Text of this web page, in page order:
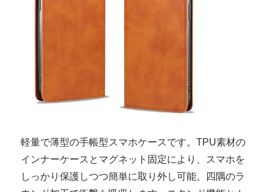
軽量で薄型の手帳型スマホケースです。TPU素材の
インナーケースとマグネット固定により、スマホを
しっかり保護しつつ簡単に取り外し可能。四隅のラ